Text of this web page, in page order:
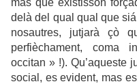
mas que existisson
delà del qual qual que
nosautres, jutjarà çò
perfièchament, coma
occitan » !). Qu’aqueste
social, es evident, mas